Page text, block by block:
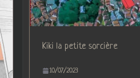
Kiki la petite sorcière
10/07/2023